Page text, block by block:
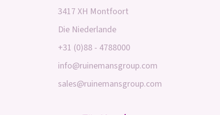
3417 XH Montfoort
Die Niederlande
+31 (0)88 - 4788000
info@ruinemansgroup.com
sales@ruinemansgroup.com